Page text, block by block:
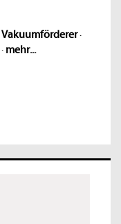
Vakuumförderer·
· mehr...